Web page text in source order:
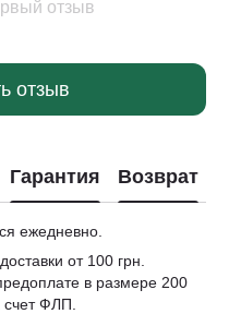
отзыв
отзыв
Гарантия Возврат
ежедневно.
от 100 грн.
в размере 200
счет ФЛП.